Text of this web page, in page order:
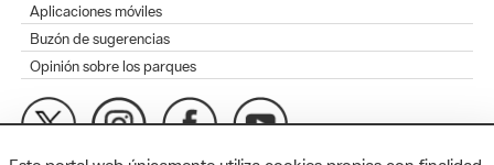
Aplicaciones móviles
Buzón de sugerencias
Opinión sobre los parques